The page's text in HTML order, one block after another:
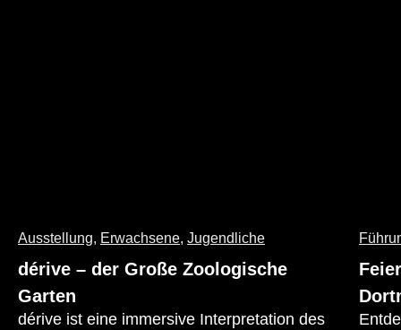
Ausstellung, Erwachsene, Jugendliche
dérive – der Große Zoologische
Garten
dérive ist eine immersive Interpretation des